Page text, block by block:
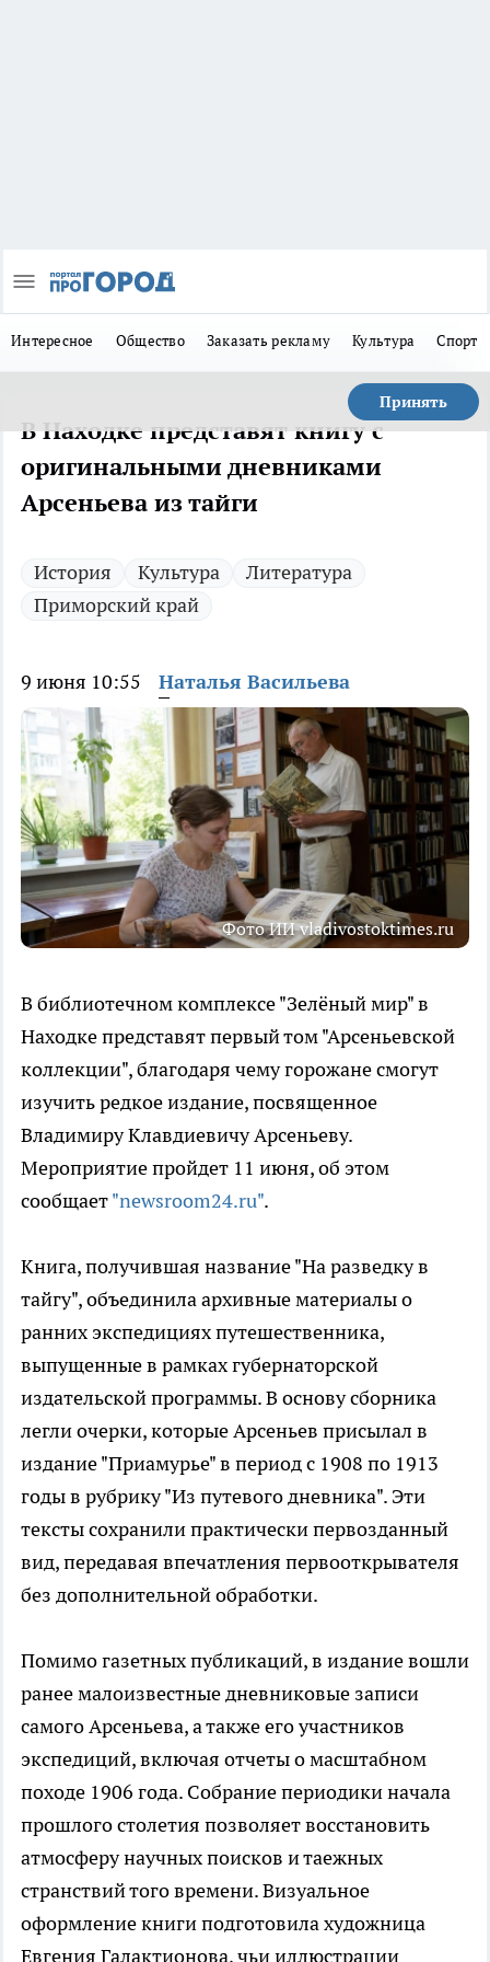
Интересное Общество Заказать рекламу Культура Спорт
Принять
В Находке представят книгу с
оригинальными дневниками
Арсеньева из тайги
История Культура
Литература
Приморский край
9 июня 10:55 Наталья Васильева
Фото ИИ vladivostoktimes.ru
В библиотечном комплексе "Зелёный мир" в
Находке представят первый том "Арсеньевской
коллекции", благодаря чему горожане смогут
изучить редкое издание, посвященное
Владимиру Клавдиевичу Арсеньеву.
Мероприятие пройдет 11 июня, об этом
сообщает"newsroom24.ru".
Книга, получившая название "На разведку в
тайгу", объединила архивные материалы о
ранних экспедициях путешественника,
выпущенные в рамках губернаторской
издательской программы. В основу сборника
легли очерки, которые Арсеньев присылал в
издание "Приамурье" в период с 1908 по 1913
годы в рубрику "Из путевого дневника". Эти
тексты сохранили практически первозданный
вид, передавая впечатления первооткрывателя
без дополнительной обработки.
Помимо газетных публикаций, в издание вошли
ранее малоизвестные дневниковые записи
самого Арсеньева, а также его участников
экспедиций, включая отчеты о масштабном
походе 1906 года. Собрание периодики начала
прошлого столетия позволяет восстановить
атмосферу научных поисков и таежных
странствий того времени. Визуальное
оформление книги подготовила художница
Евгения Галактионова, чьи иллюстрации